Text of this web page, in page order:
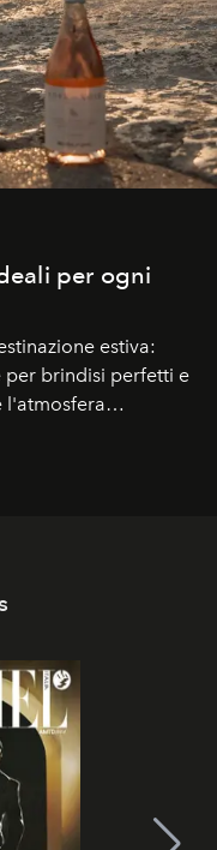
per ogni
estiva:
per brindisi perfetti e
l'atmosfera